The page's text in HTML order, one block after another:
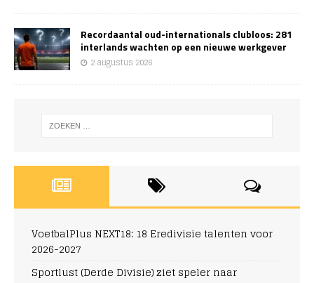
Recordaantal oud-internationals clubloos: 281
interlands wachten op een nieuwe werkgever
2 augustus 2026
VoetbalPlus NEXT18: 18 Eredivisie talenten voor
2026-2027
Sportlust (Derde Divisie) ziet speler naar